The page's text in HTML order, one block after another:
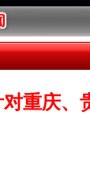
对重庆、
茶